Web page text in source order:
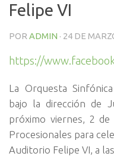
Felipe VI
POR ADMIN · 24 DE
https://
La Orquesta
bajo la dirección de
próximo viernes, 2
Procesionales para
Auditorio Felipe VI, a